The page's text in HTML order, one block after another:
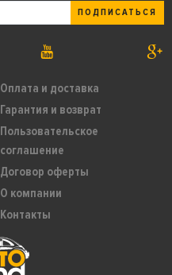
Оплата и доставка
Гарантия и возврат
Пользовательское
соглашение
Договор оферты
О компании
Контакты
ПОДПИСАТЬСЯ